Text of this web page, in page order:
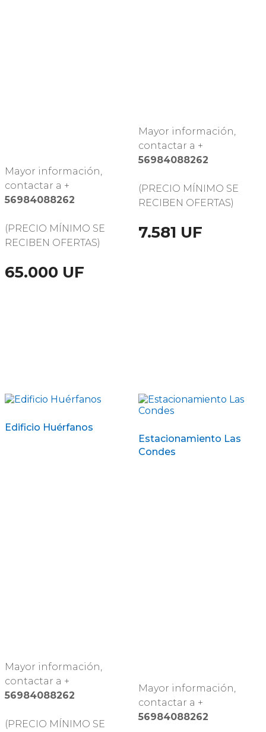
Mayor información,
contactar a +
56984088262
(PRECIO MÍNIMO SE
RECIBEN OFERTAS)
65.000 UF
Mayor información,
contactar a +
56984088262
(PRECIO MÍNIMO SE
RECIBEN OFERTAS)
7.581 UF
Edificio Huérfanos
Mayor información,
contactar a +
56984088262
(PRECIO MÍNIMO SE
Estacionamiento Las
Condes
Mayor información,
contactar a +
56984088262